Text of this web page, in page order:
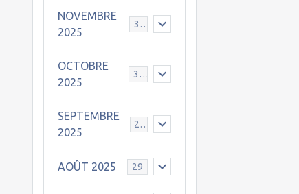
NOVEMBRE
2025
30
OCTOBRE
2025
31
SEPTEMBRE
2025
25
AOÛT 2025 29